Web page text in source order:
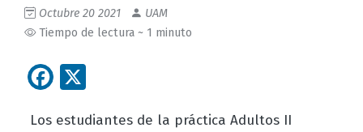
Octubre 20 2021
UAM
Tiempo de lectura ~ 1 minuto
Facebook
Los estudiantes de la práctica Adultos II